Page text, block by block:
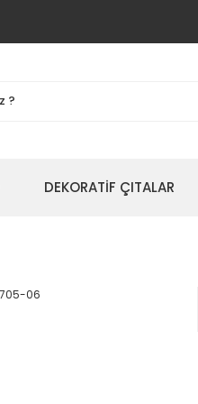
DEKORATİF ÇITALAR